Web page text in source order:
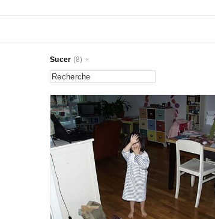
Sucer (8)